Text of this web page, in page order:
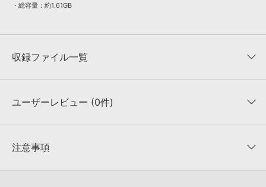
・総容量：約1.61GB
収録ファイル一覧
収録ファイル一覧
ユーザーレビュー (0件)
★★★★★
注意事項